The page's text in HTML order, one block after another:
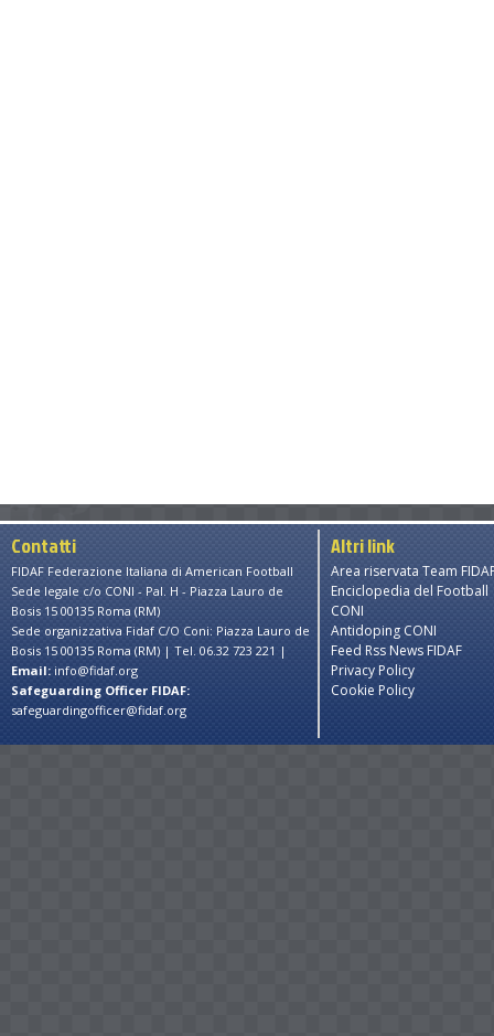
Contatti
FIDAF Federazione Italiana di American Football
Sede legale c/o CONI - Pal. H - Piazza Lauro de
Bosis 15 00135 Roma (RM)
Sede organizzativa Fidaf C/O Coni: Piazza Lauro de
Bosis 15 00135 Roma (RM) | Tel. 06.32 723 221 |
Email: info@fidaf.org
Safeguarding Officer FIDAF:
safeguardingofficer@fidaf.org
Altri link
Area riservata Team
Enciclopedia del Football
CONI
Antidoping CONI
Feed Rss News FIDAF
Privacy Policy
Cookie Policy